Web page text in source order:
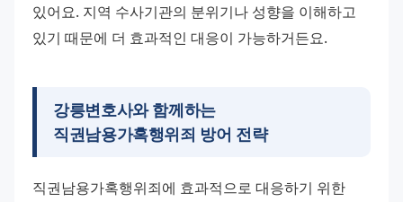
있어요. 지역 수사기관의 분위기나 성향을 이해하고
있기 때문에 더 효과적인 대응이 가능하거든요.
강릉변호사와 함께하는
직권남용가혹행위죄 방어 전략
직권남용가혹행위죄에 효과적으로 대응하기 위한